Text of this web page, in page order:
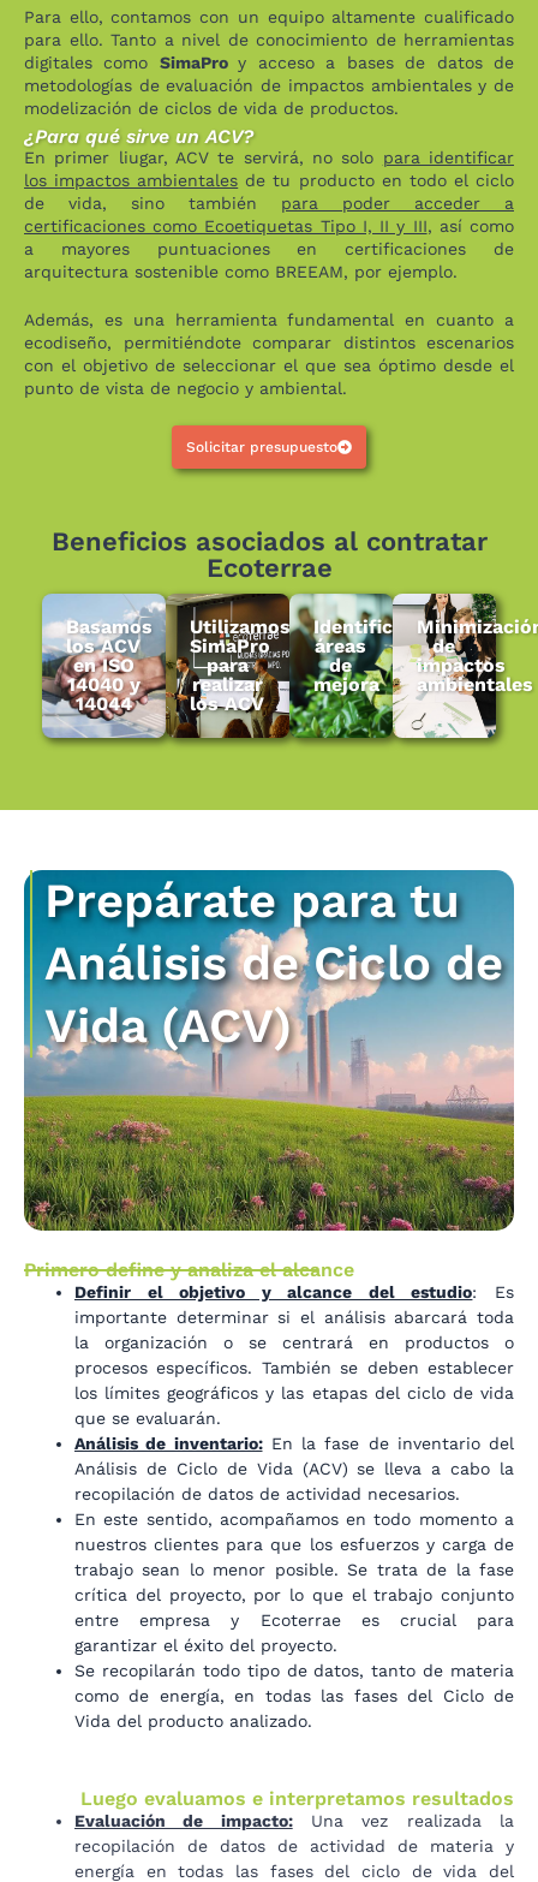
Para ello, contamos con un equipo altamente cualificado
para ello. Tanto a nivel de conocimiento de herramientas
digitales como SimaProy acceso a bases de datos de
metodologías de evaluación de impactos ambientales y de
modelización de ciclos de vida de productos.
¿Para qué sirve un ACV?
En primer liugar, ACV te servirá, no solo para identificar
los impactos ambientales de tu producto en todo el ciclo
de vida, sino también para poder acceder a
certificaciones como Ecoetiquetas Tipo I, II y III, así como
a mayores puntuaciones en certificaciones de
arquitectura sostenible como BREEAM, por ejemplo.
Además, es una herramienta fundamental en cuanto a
ecodiseño, permitiéndote comparar distintos escenarios
con el objetivo de seleccionar el que sea óptimo desde el
punto de vista de negocio y ambiental.
Solicitar presupuesto
Beneficios asociados al contratar
Ecoterrae
Basamos
los ACV
en ISO
14040 y
14044
Utilizamos
SimaPro
para
realizar
los ACV
Identifica
áreas
de
mejora
de
impactos
ambientales
Prepárate para tu
Análisis de Ciclo de
Vida (ACV)
Primero define y analiza el alcance
Definir el objetivo y alcance del estudio: Es
importante determinar si el análisis abarcará toda
la organización o se centrará en productos o
procesos específicos. También se deben establecer
los límites geográficos y las etapas del ciclo de vida
que se evaluarán.
Análisis de inventario:En la fase de inventario del
Análisis de Ciclo de Vida (ACV) se lleva a cabo la
recopilación de datos de actividad necesarios.
En este sentido, acompañamos en todo momento a
nuestros clientes para que los esfuerzos y carga de
trabajo sean lo menor posible. Se trata de la fase
crítica del proyecto, por lo que el trabajo conjunto
entre empresa y Ecoterrae es crucial para
garantizar el éxito del proyecto.
Se recopilarán todo tipo de datos, tanto de materia
como de energía, en todas las fases del Ciclo de
Vida del producto analizado.
Luego evaluamos e interpretamos resultados
Evaluación de impacto:Una vez realizada la
recopilación de datos de actividad de materia y
energía en todas las fases del ciclo de vida del